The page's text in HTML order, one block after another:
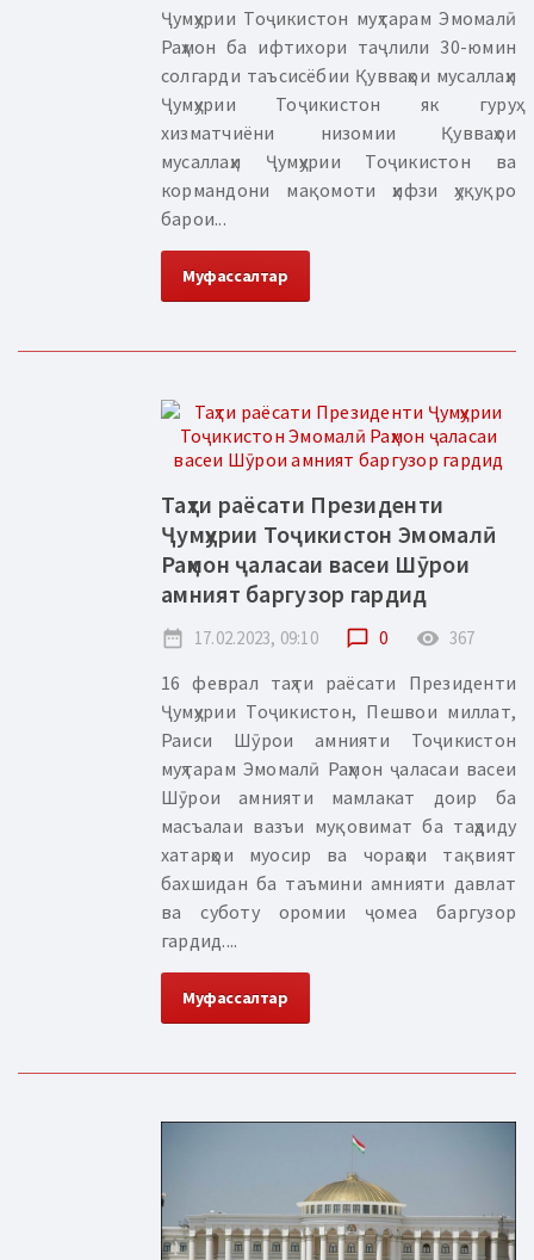
Ҷумҳурии Тоҷикистон муҳтарам Эмомалӣ
Раҳмон ба ифтихори таҷлили 30-юмин
солгарди таъсисёбии Қувваҳои мусаллаҳи
Ҷумҳурии Тоҷикистон як гуруҳ
хизматчиёни низомии Қувваҳои
мусаллаҳи Ҷумҳурии Тоҷикистон ва
кормандони мақомоти ҳифзи ҳуқуқро
барои...
Муфассалтар
Таҳти раёсати Президенти
Ҷумҳурии Тоҷикистон Эмомалӣ
Раҳмон ҷаласаи васеи Шӯрои
амният баргузор гардид
date_range 17.02.2023, 09:10 chat_bubble_outline 0 remove_red_eye 367
16 феврал таҳти раёсати Президенти
Ҷумҳурии Тоҷикистон, Пешвои миллат,
Раиси Шӯрои амнияти Тоҷикистон
муҳтарам Эмомалӣ Раҳмон ҷаласаи васеи
Шӯрои амнияти мамлакат доир ба
масъалаи вазъи муқовимат ба таҳдиду
хатарҳои муосир ва чораҳои тақвият
бахшидан ба таъмини амнияти давлат
ва суботу оромии ҷомеа баргузор
гардид....
Муфассалтар